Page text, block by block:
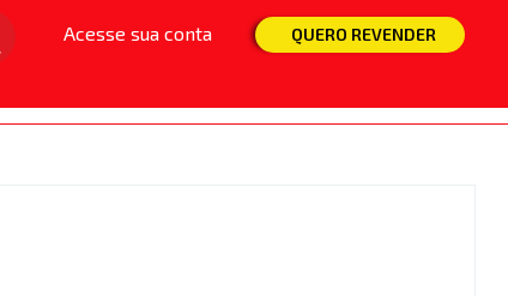
Acesse sua conta QUERO REVENDER
Isca Linha Molinete